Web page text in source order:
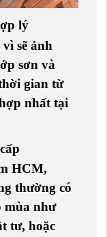
lý
sẽ ảnh
sơn và
gian từ
nhất tại
HCM,
thường có
mùa như
tư, hoặc